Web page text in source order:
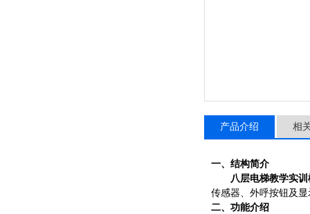
产品介绍 相
一、结构简介
八层电梯教学实训
传感器、外呼按钮及
二、功能介绍